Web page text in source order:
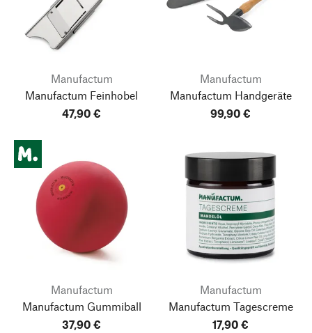
Manufactum
Manufactum Feinhobel
47,90 €
Manufactum
Manufactum Handgeräte
99,90 €
Manufactum
Manufactum Gummiball
37,90 €
Manufactum
Manufactum Tagescreme
17,90 €